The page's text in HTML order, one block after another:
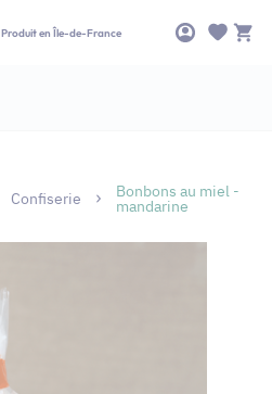
Produit en Île-de-France
Confiserie Bonbons au miel -
mandarine